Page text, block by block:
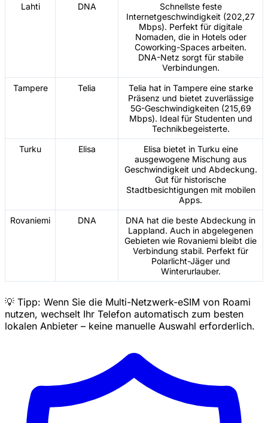
Lahti
DNA
Schnellste feste
Internetgeschwindigkeit (202,27
Mbps). Perfekt für digitale
Nomaden, die in Hotels oder
Coworking-Spaces arbeiten.
DNA-Netz sorgt für stabile
Verbindungen.
Tampere
Telia
Telia hat in Tampere eine starke
Präsenz und bietet zuverlässige
5G-Geschwindigkeiten (215,69
Mbps). Ideal für Studenten und
Technikbegeisterte.
Turku
Elisa
Elisa bietet in Turku eine
ausgewogene Mischung aus
Geschwindigkeit und Abdeckung.
Gut für historische
Stadtbesichtigungen mit mobilen
Apps.
Rovaniemi
DNA
DNA hat die beste Abdeckung in
Lappland. Auch in abgelegenen
Gebieten wie Rovaniemi bleibt die
Verbindung stabil. Perfekt für
Polarlicht-Jäger und
Winterurlauber.
💡 Tipp: Wenn Sie die Multi-Netzwerk-eSIM von Roami
nutzen, wechselt Ihr Telefon automatisch zum besten
lokalen Anbieter – keine manuelle Auswahl erforderlich.